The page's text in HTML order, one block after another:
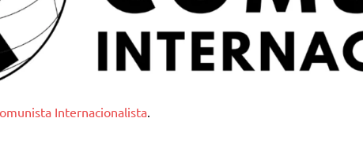
Internacionalista
Internacionalista.